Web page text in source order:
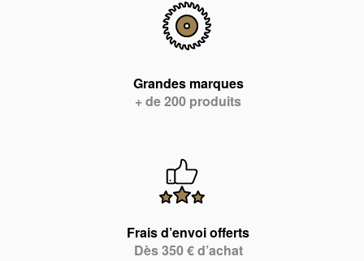
Grandes marques
+ de 200 produits
Frais d’envoi offerts
Dès 350 € d’achat